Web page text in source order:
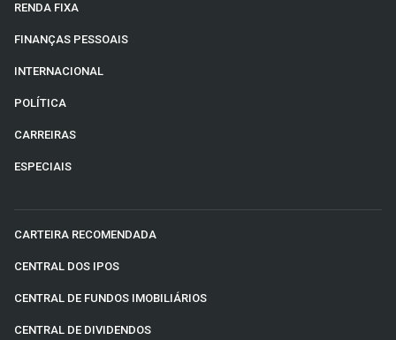
RENDA FIXA
FINANÇAS PESSOAIS
INTERNACIONAL
POLÍTICA
CARREIRAS
ESPECIAIS
CARTEIRA RECOMENDADA
CENTRAL DOS IPOS
CENTRAL DE FUNDOS IMOBILIÁRIOS
CENTRAL DE DIVIDENDOS